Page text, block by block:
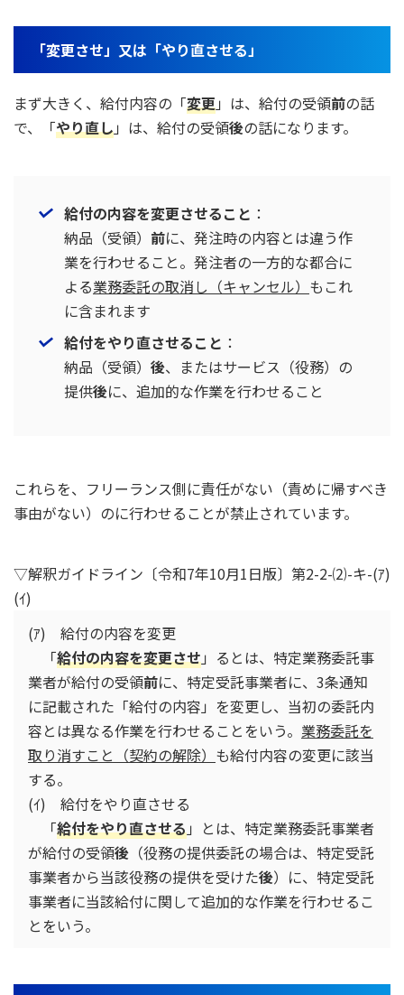
「変更させ」又は「やり直させる」
まず大きく、給付内容の「変更」は、給付の受領前の話
で、「やり直し」は、給付の受領後の話になります。
給付の内容を変更させること ：
納品（受領） 前に、発注時の内容とは違う作
業を行わせること。発注者の一方的な都合に
よる業務委託の取消し（キャンセル） もこれ
に含まれます
給付をやり直させること ：
納品（受領） 後、またはサービス（役務）の
提供後に、追加的な作業を行わせること
これらを、フリーランス側に責任がない（責めに帰すべき
事由がない）のに行わせることが禁止されています。
▽解釈ガイドライン〔令和7年10月1日版〕第2-2-⑵-キ-(ｱ)
(ｲ)
(ｱ) 給付の内容を変更
「給付の内容を変更させ」るとは、特定業務委託事
業者が給付の受領前に、特定受託事業者に、3条通知
に記載された「給付の内容」を変更し、当初の委託内
容とは異なる作業を行わせることをいう。 業務委託を
取り消すこと（契約の解除） も給付内容の変更に該当
する。
(ｲ) 給付をやり直させる
「給付をやり直させる」とは、特定業務委託事業者
が給付の受領後 （役務の提供委託の場合は、特定受託
事業者から当該役務の提供を受けた後）に、特定受託
事業者に当該給付に関して追加的な作業を行わせるこ
とをいう。